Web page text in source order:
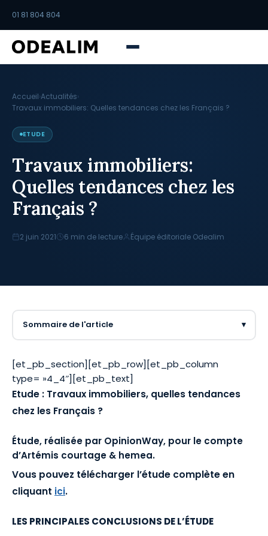
01 81 804 804
Accueil›Actualités›
Travaux immobiliers: Quelles tendances chez les Français ?
ETUDE
Travaux immobiliers:
Quelles tendances chez les
Français ?
2 juin 2021 6 min de lecture Équipe éditoriale Odealim
Sommaire de l'article ▾
[et_pb_section][et_pb_row][et_pb_column
type= »4_4″][et_pb_text]
Etude : Travaux immobiliers, quelles tendances
chez les Français ?
Étude, réalisée par OpinionWay, pour le compte
d’Artémis courtage & hemea.
Vous pouvez télécharger l’étude complète en
cliquant ici.
LES PRINCIPALES CONCLUSIONS DE L’ÉTUDE